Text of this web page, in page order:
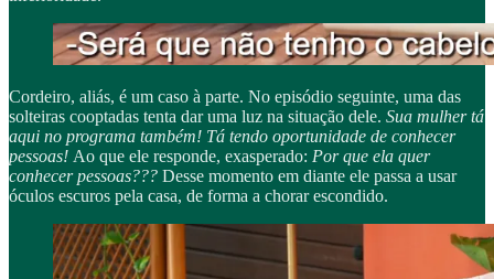
Cordeiro, aliás, é um caso à parte. No episódio seguinte, uma das
solteiras cooptadas tenta dar uma luz na situação dele. Sua mulher tá
aqui no programa também! Tá tendo oportunidade de conhecer
pessoas! Ao que ele responde, exasperado: Por que ela quer
conhecer pessoas??? Desse momento em diante ele passa a usar
óculos escuros pela casa, de forma a chorar escondido.